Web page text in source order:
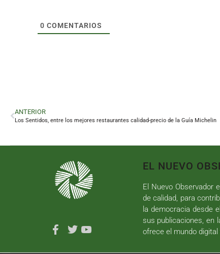
0 COMENTARIOS
ANTERIOR
Los Sentidos, entre los mejores restaurantes calidad-precio de la Guía Michelin
EL NUEVO
El Nuevo Observador
de calidad, para
la democracia desde
sus publicaciones, en
ofrece el mundo